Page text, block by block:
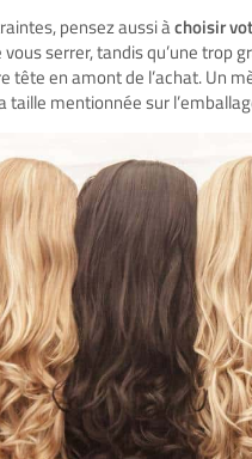
pensez aussi àchoisir
serrer, tandis qu’une trop
tête en amont de l’achat. Un
mentionnée sur